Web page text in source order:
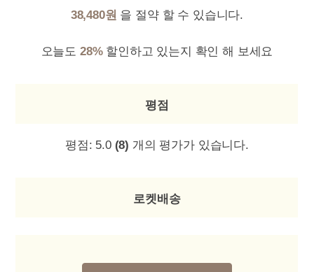
38,480원 을 절약 할 수 있습니다.
오늘도 28%할인하고 있는지 확인 해 보세요
평점
평점: 5.0 (8) 개의 평가가 있습니다.
로켓배송